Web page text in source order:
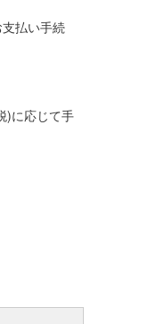
払い手続
)に応じて手